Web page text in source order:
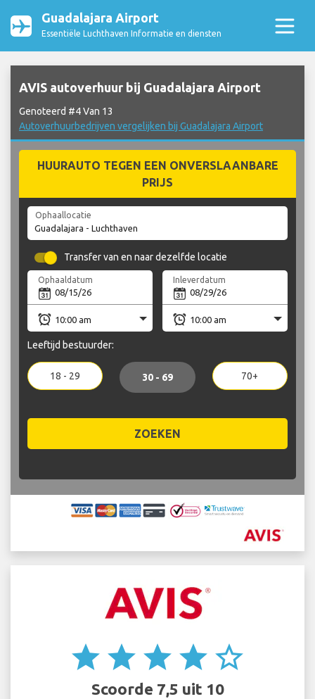
Guadalajara Airport
Essentiële Luchthaven Informatie en diensten
AVIS autoverhuur bij Guadalajara Airport
Genoteerd #4 Van 13
Autoverhuurbedrijven vergelijken bij Guadalajara Airport
HUURAUTO TEGEN EEN ONVERSLAANBARE
PRIJS
Ophaallocatie
Transfer van en naar dezelfde locatie
Ophaaldatum Inleverdatum
Leeftijd bestuurder:
18 - 29 30 - 69 70+
ZOEKEN
star star star star star_border
Scoorde 7,5 uit 10